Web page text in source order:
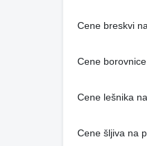
Cene breskvi
Cene
Cene lešnika
Cene šljiva na